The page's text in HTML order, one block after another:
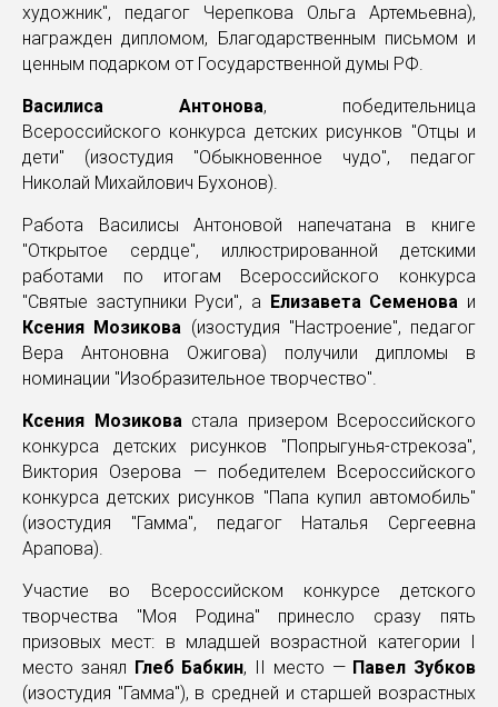
художник", педагог Черепкова Ольга Артемьевна),
награжден дипломом, Благодарственным письмом и
ценным подарком от Государственной думы РФ.
Василиса Антонова, победительница
Всероссийского конкурса детских рисунков "Отцы и
дети" (изостудия "Обыкновенное чудо", педагог
Николай Михайлович Бухонов).
Работа Василисы Антоновой напечатана в книге
"Открытое сердце", иллюстрированной детскими
работами по итогам Всероссийского конкурса
"Святые заступники Руси", а Елизавета Семенова и
Ксения Мозикова (изостудия "Настроение", педагог
Вера Антоновна Ожигова) получили дипломы в
номинации "Изобразительное творчество".
Ксения Мозиковастала призером Всероссийского
конкурса детских рисунков "Попрыгунья-стрекоза",
Виктория Озерова — победителем Всероссийского
конкурса детских рисунков "Папа купил автомобиль"
(изостудия "Гамма", педагог Наталья Сергеевна
Арапова).
Участие во Всероссийском конкурсе детского
творчества "Моя Родина" принесло сразу пять
призовых мест: в младшей возрастной категории I
место занял Глеб Бабкин, II место — Павел Зубков
(изостудия "Гамма"), в средней и старшей возрастных